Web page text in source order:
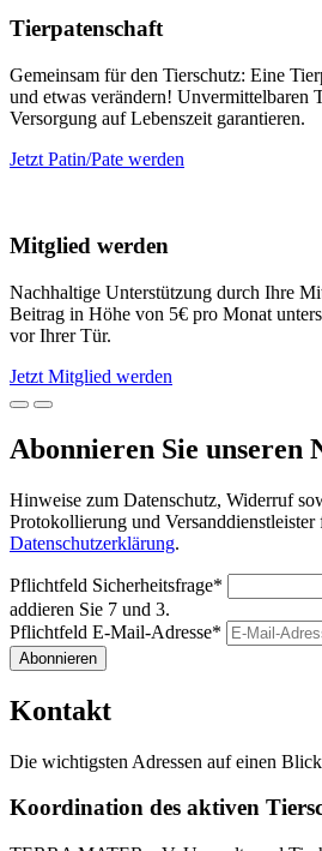
Tierpatenschaft
Gemeinsam für den Tierschutz: Eine
und etwas verändern! Unvermittelbaren
Versorgung auf Lebenszeit garantieren.
Jetzt Patin/Pate werden
Mitglied werden
Nachhaltige Unterstützung durch Ihre
Beitrag in Höhe von 5€ pro Monat
vor Ihrer Tür.
Jetzt Mitglied werden
Abonnieren Sie unseren
Hinweise zum Datenschutz, Widerruf
Protokollierung und Versanddienstleister
Datenschutzerklärung.
Pflichtfeld Sicherheitsfrage*
addieren Sie 7 und 3.
Pflichtfeld E-Mail-Adresse*
Abonnieren
Kontakt
Die wichtigsten Adressen auf einen Blick
Koordination des aktiven